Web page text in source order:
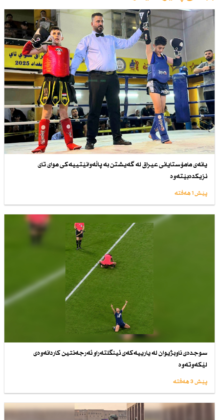
یانەی مامۆستایانی عیراق لە گەیشتن بە پاڵەوانێتییەكی موای تای
نزیكدەبێتەوە
پێش 1 هەفتە
سوجدەی ناوبژیوان لە یارییەكەی ئینگلتەراو ئەرجەنتین كاردانەوەی
لێكەوتەوە
پێش 3 هەفتە